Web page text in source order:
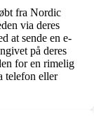
fra Nordic
via deres
at sende en e-
på deres
for en rimelig
telefon eller